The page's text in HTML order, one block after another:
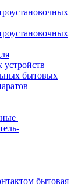
устройств
бытовых
бытовая